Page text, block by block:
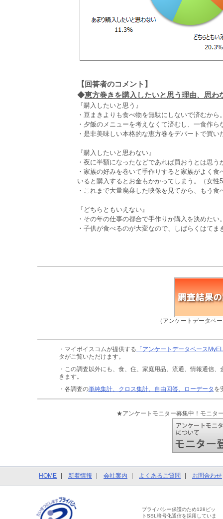
【回答者のコメント】
◆恵方巻きを購入したいと思う理由、思わ
『購入したいと思う』
・豆まきよりも食べ物を無駄にしないで済むから
・夕飯のメニューを考えなくて済むし、一食作
・是非美味しい本格的な恵方巻をデパートで買い
『購入したいと思わない』
・夜に半額になったなどであれば買おうとは思
・家族の好みを巻いて手作りすると家族がよく
いると購入するとお金もかかってしまう。（女性
・これまで大量廃棄した映像を見てから、もう
『どちらともいえない』
・その年の仕事の都合で手作りか購入を決めたい
・子供が食べるのが大変なので、しばらくはて
（アンケートデータベ
・マイボイスコムが提供する 「アンケートデータベース
タがご覧いただけます。
・この調査以外にも、食、住、家庭用品、流通、情報通信、
きます。
・各調査の単純集計、クロス集計、自由回答、ローデータ を
★アンケートモニター募集中！モニタ
HOME 新着情報 会社案内 よくあるご質問 お問合わせ
プライバシー保護のため128ビッ
トSSL暗号化通信を採用していま